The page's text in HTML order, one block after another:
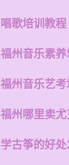
唱歌培训教程
福州音乐素
福州音乐艺
福州哪里卖
学古筝的好处